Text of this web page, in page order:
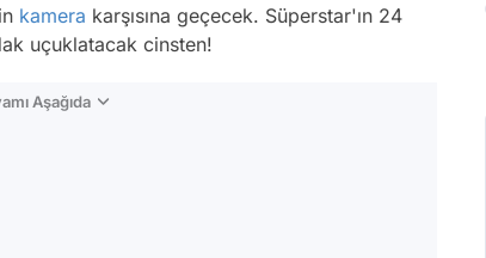
kamera karşısına geçecek. Süperstar'ın 24
uçuklatacak cinsten!
Aşağıda